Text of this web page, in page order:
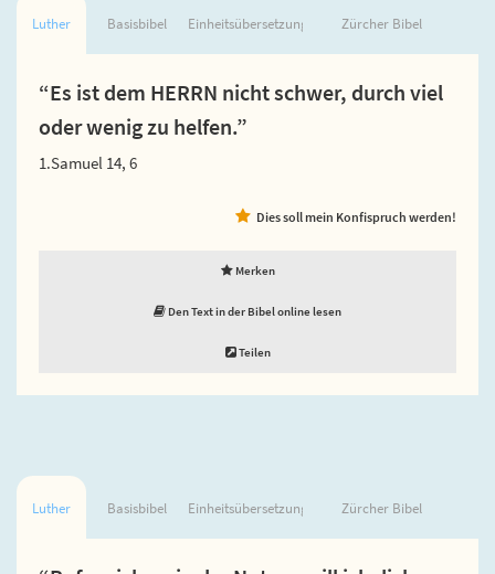
Luther Basisbibel Einheitsübersetzung Zürcher Bibel
“Es ist dem HERRN nicht schwer, durch viel
oder wenig zu helfen.”
1.Samuel 14, 6
Dies soll mein Konfispruch werden!
Merken
Den Text in der Bibel online lesen
Teilen
Luther Basisbibel Einheitsübersetzung Zürcher Bibel